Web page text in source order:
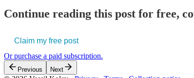
Continue reading this post for free,
Claim my free post
Or purchase a paid subscription.
Previous Next